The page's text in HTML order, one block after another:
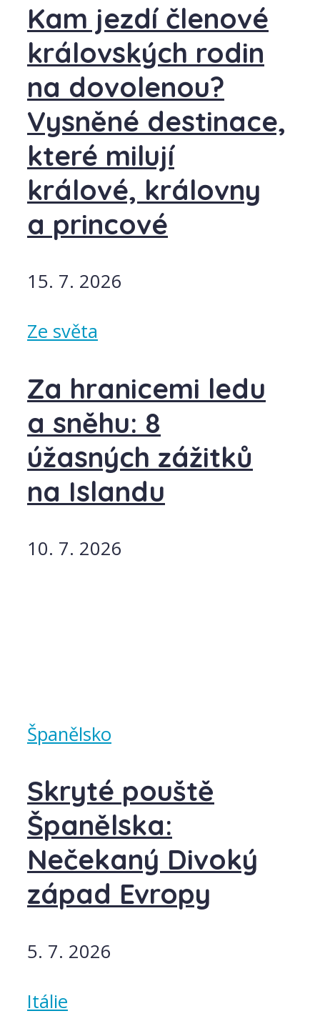
Kam jezdí členové
královských rodin
na dovolenou?
Vysněné destinace,
které milují
králové, královny
a princové
15. 7. 2026
Ze světa
Za hranicemi ledu
a sněhu: 8
úžasných zážitků
na Islandu
10. 7. 2026
Španělsko
Skryté pouště
Španělska:
Nečekaný Divoký
západ Evropy
5. 7. 2026
Itálie